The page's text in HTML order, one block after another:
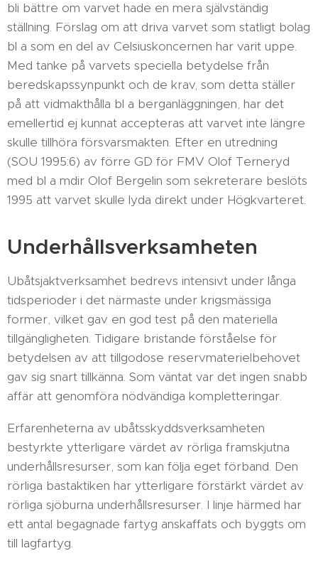
bli bättre om varvet hade en mera självständig
ställning. Förslag om att driva varvet som statligt bolag
bl a som en del av Celsiuskoncernen har varit uppe.
Med tanke på varvets speciella betydelse från
beredskapssynpunkt och de krav, som detta ställer
på att vidmakthålla bl a berganläggningen, har det
emellertid ej kunnat accepteras att varvet inte längre
skulle tillhöra försvarsmakten. Efter en utredning
(SOU 1995:6) av förre GD för FMV Olof Terneryd
med bl a mdir Olof Bergelin som sekreterare beslöts
1995 att varvet skulle lyda direkt under Högkvarteret.
Underhållsverksamheten
Ubåtsjaktverksamhet bedrevs intensivt under långa
tidsperioder i det närmaste under krigsmässiga
former, vilket gav en god test på den materiella
tillgängligheten. Tidigare bristande förståelse för
betydelsen av att tillgodose reservmaterielbehovet
gav sig snart tillkänna. Som väntat var det ingen snabb
affär att genomföra nödvändiga kompletteringar.
Erfarenheterna av ubåtsskyddsverksamheten
bestyrkte ytterligare värdet av rörliga framskjutna
underhållsresurser, som kan följa eget förband. Den
rörliga bastaktiken har ytterligare förstärkt värdet av
rörliga sjöburna underhållsresurser. I linje härmed har
ett antal begagnade fartyg anskaffats och byggts om
till lagfartyg.